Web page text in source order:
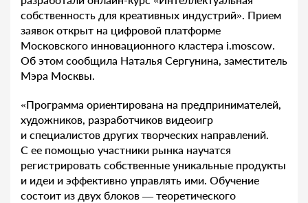
собственность для креативных индустрий». Прием
заявок открыт на цифровой платформе
Московского инновационного кластера i.moscow.
Об этом сообщила Наталья Сергунина, заместитель
Мэра Москвы.
«Программа ориентирована на предпринимателей,
художников, разработчиков видеоигр
и специалистов других творческих направлений.
С ее помощью участники рынка научатся
регистрировать собственные уникальные продукты
и идеи и эффективно управлять ими. Обучение
состоит из двух блоков — теоретического